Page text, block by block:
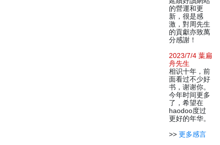
的營運和更
新，很是感
激，對周先生
的貢獻亦致萬
分感謝！
2023/7/4 葉扁
舟先生
相识十年，前
面看过不少好
书，谢谢你。
今年时间更多
了，希望在
haodoo度过
更好的年华。
>> 更多感言